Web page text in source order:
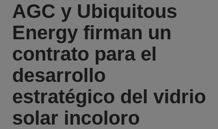
AGC y Ubiquitous
Energy firman un
contrato para el
desarrollo
estratégico del vidrio
solar incoloro